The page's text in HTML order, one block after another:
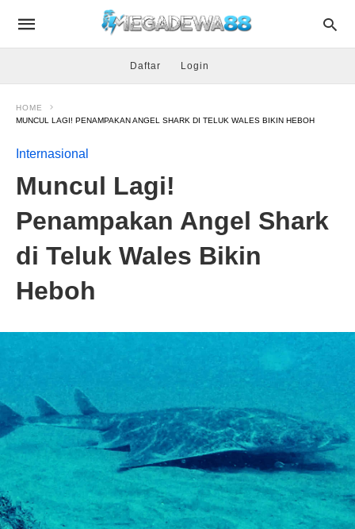
Daftar Login
HOME
MUNCUL LAGI! PENAMPAKAN ANGEL SHARK DI TELUK WALES BIKIN HEBOH
Internasional
Muncul Lagi!
Penampakan Angel Shark
di Teluk Wales Bikin
Heboh